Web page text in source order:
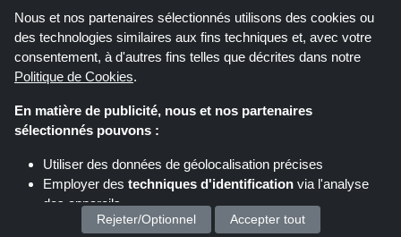
jeu ou en construire un nouveau, ils vous proposent
un large choix de composants pour PC. Vous y
trouverez également toutes les plus grandes marques
et les meilleurs produits : composants, cartes
écrans, smartphones, périphériques de bureau et de
jeu, télévisions, tablettes, produits audio, et le meilleur
de la maison et de la domotique.
Boutiques similaires
Nous et nos partenaires sélectionnés utilisons des cookies ou
des technologies similaires aux fins techniques et, avec votre
consentement, à d'autres fins telles que décrites dans notre
Politique de Cookies.
En matière de publicité, nous et nos partenaires
sélectionnés pouvons :
Utiliser des données de géolocalisation précises
Employer des techniques d'identification via l'analyse
des appareils
Stocker et/ou accéder à des informations sur un appareil
Rejeter/Optionnel Accepter tout